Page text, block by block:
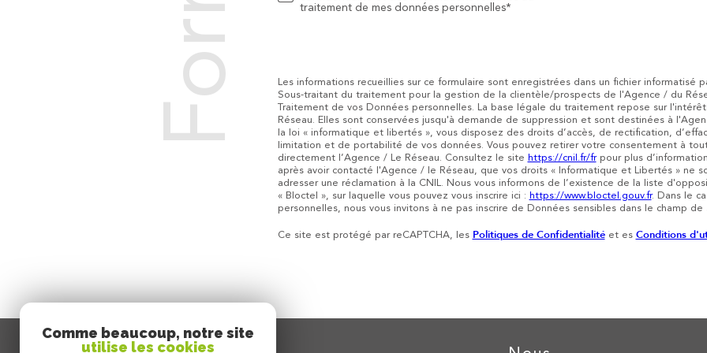
O
S
c
o
o
traitement de mes données personnelles*
Les informations recueillies sur ce formulaire sont enregistrées dans un fichier informatisé
Sous-traitant du traitement pour la gestion de la clientèle/prospects de l'Agence / du
Traitement de vos Données personnelles. La base légale du traitement repose sur
Réseau. Elles sont conservées jusqu'à demande de suppression et sont destinées à
la loi « informatique et libertés », vous disposez des droits d’accès, de rectification,
limitation et de portabilité de vos données. Vous pouvez retirer votre consentement à
directement l’Agence / Le Réseau. Consultez le site https://cnil.fr/frpour plus
après avoir contacté l'Agence / le Réseau, que vos droits « Informatique et Libertés » ne
adresser une réclamation à la CNIL. Nous vous informons de l’existence de la liste
« Bloctel », sur laquelle vous pouvez vous inscrire ici : https://www.bloctel.gouv.fr. Dans le
personnelles, nous vous invitons à ne pas inscrire de Données sensibles dans le champ de
Ce site est protégé par reCAPTCHA, les Politiques de Confidentialitéet es Conditions
Comme beaucoup, notre site
utilise les cookies